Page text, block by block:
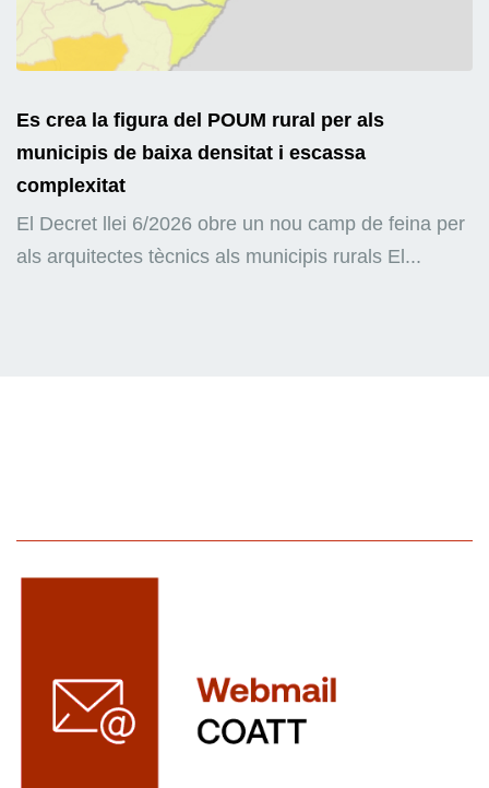
Es crea la figura del POUM rural per als
municipis de baixa densitat i escassa
complexitat
El Decret llei 6/2026 obre un nou camp de feina per
als arquitectes tècnics als municipis rurals El...